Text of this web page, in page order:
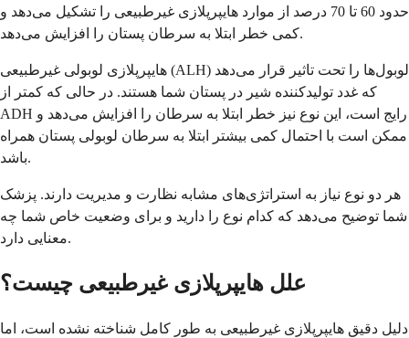
حدود 60 تا 70 درصد از موارد هایپرپلازی غیرطبیعی را تشکیل می‌دهد و
کمی خطر ابتلا به سرطان پستان را افزایش می‌دهد.
هایپرپلازی لوبولی غیرطبیعی (ALH) لوبول‌ها را تحت تاثیر قرار می‌دهد
که غدد تولیدکننده شیر در پستان شما هستند. در حالی که کمتر از
ADH رایج است، این نوع نیز خطر ابتلا به سرطان را افزایش می‌دهد و
ممکن است با احتمال کمی بیشتر ابتلا به سرطان لوبولی پستان همراه
باشد.
هر دو نوع نیاز به استراتژی‌های مشابه نظارت و مدیریت دارند. پزشک
شما توضیح می‌دهد که کدام نوع را دارید و برای وضعیت خاص شما چه
معنایی دارد.
علل هایپرپلازی غیرطبیعی چیست؟
دلیل دقیق هایپرپلازی غیرطبیعی به طور کامل شناخته نشده است، اما